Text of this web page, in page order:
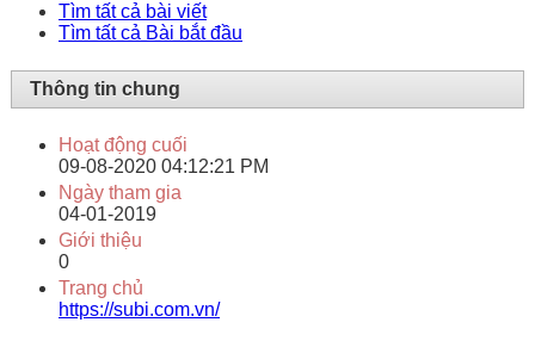
Tìm tất cả bài viết
Tìm tất cả Bài bắt đầu
Thông tin chung
Hoạt động cuối
09-08-2020 04:12:21 PM
Ngày tham gia
04-01-2019
Giới thiệu
0
Trang chủ
https://subi.com.vn/